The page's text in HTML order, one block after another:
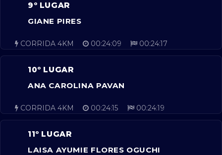
9º LUGAR
GIANE PIRES
CORRIDA 4KM 00:24:09 00:24:17
10º LUGAR
ANA CAROLINA PAVAN
CORRIDA 4KM 00:24:15 00:24:19
11º LUGAR
LAISA AYUMIE FLORES OGUCHI